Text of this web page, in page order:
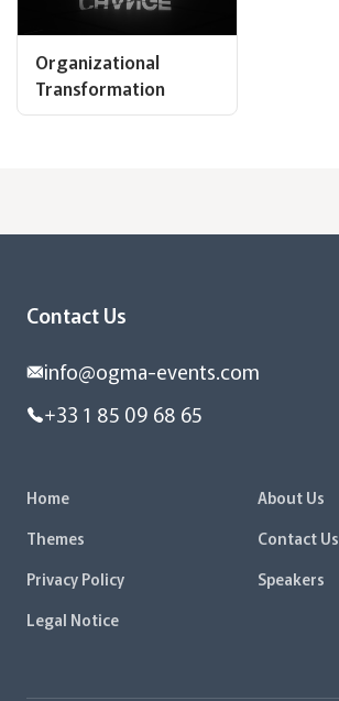
Organizational
Transformation
Contact Us
info@ogma-events.com
+33 1 85 09 68 65
Home
About Us
Themes
Contact Us
Privacy Policy
Speakers
Legal Notice